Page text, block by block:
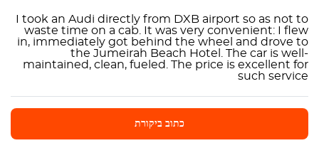
I took an Audi directly from DXB airport so as not to
waste time on a cab. It was very convenient: I flew
in, immediately got behind the wheel and drove to
the Jumeirah Beach Hotel. The car is well-
maintained, clean, fueled. The price is excellent for
such service
כתוב ביקורת